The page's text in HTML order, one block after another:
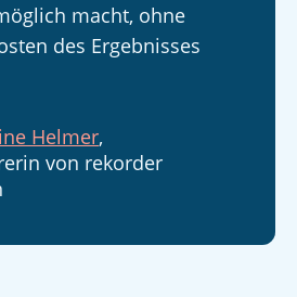
macht, ohne
des Ergebnisses
Helmer,
von rekorder